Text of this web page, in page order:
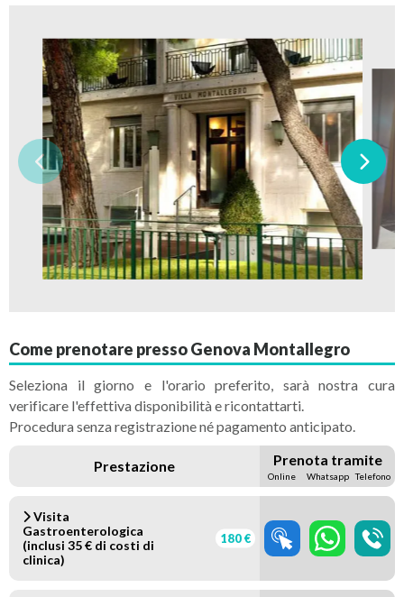
Come prenotare presso Genova Montallegro
Seleziona il giorno e l'orario preferito, sarà nostra cura
verificare l'effettiva disponibilità e ricontattarti.
Procedura senza registrazione né pagamento anticipato.
Prestazione Prenota tramite
Online Telefono
Whatsapp
Visita
Gastroenterologica
(inclusi 35 € di costi di
clinica)
180 €